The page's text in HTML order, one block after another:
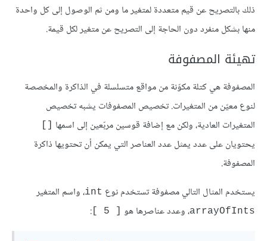
ذلك بالتصريح عن قيم متعددة لمتغير ما ومن ثم الوصول إلى كل واحدة
منها بشكل منفرد دون الحاجة إلى التصريح عن متغير لكل قيمة.
تهيئة المصفوفة
المصفوفة هي كتلة مكوّنة من مواقع متسلسلة في الذاكرة والمخصصة
لنوع معيّن من المتغيرات. تخصيص المصفوفات يشبه تخصيص
المتغيرات العادية، ولكن مع إضافة قوسين مربّعين إلى اسمها
يحتويان على عدد يمثل عدد العناصر التي يمكن أن تحتويها ذاكرة
المصفوفة.
يستخدم المثال التالي مصفوفة تستخدم نوع int، واسم المتغير
arrayOfInts، وعدد عناصرها هو :